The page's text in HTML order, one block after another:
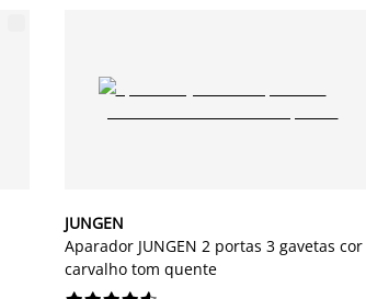
JUNGEN
Aparador JUNGEN 2 portas 3 gavetas cor
carvalho tom quente